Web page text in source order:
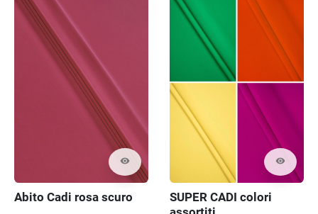
visibility
Abito Cadi rosa scuro
visibility
SUPER CADI colori